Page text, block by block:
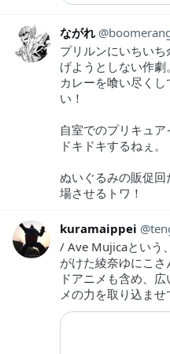
ながれ
プリルンにいちい
げようとしない作劇。
カレーを喰い尽く
い！
自室でのプリキュ
ドキドキするねぇ。
ぬいぐるみの販促
場させるトワ！
kuramaippei
/ Ave Mujicaという
がけた綾奈ゆにこ
ドアニメも含め、
メの力を取り込ま